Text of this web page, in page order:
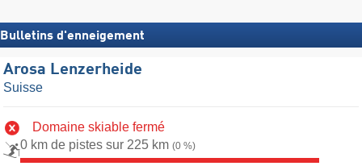
Bulletins d'enneigement
Arosa Lenzerheide
Suisse
Domaine skiable fermé
0 km de pistes sur 225 km (0 %)